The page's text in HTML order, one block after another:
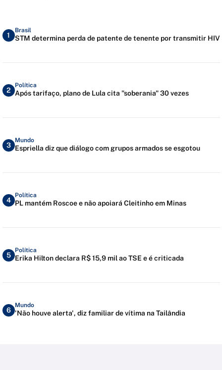
1
Brasil
STM determina perda de patente de tenente por transmitir HIV
2
Política
Após tarifaço, plano de Lula cita "soberania" 30 vezes
3
Mundo
Espriella diz que diálogo com grupos armados se esgotou
4
Política
PL mantém Roscoe e não apoiará Cleitinho em Minas
5
Política
Erika Hilton declara R$ 15,9 mil ao TSE e é criticada
6
Mundo
'Não houve alerta', diz familiar de vítima na Tailândia